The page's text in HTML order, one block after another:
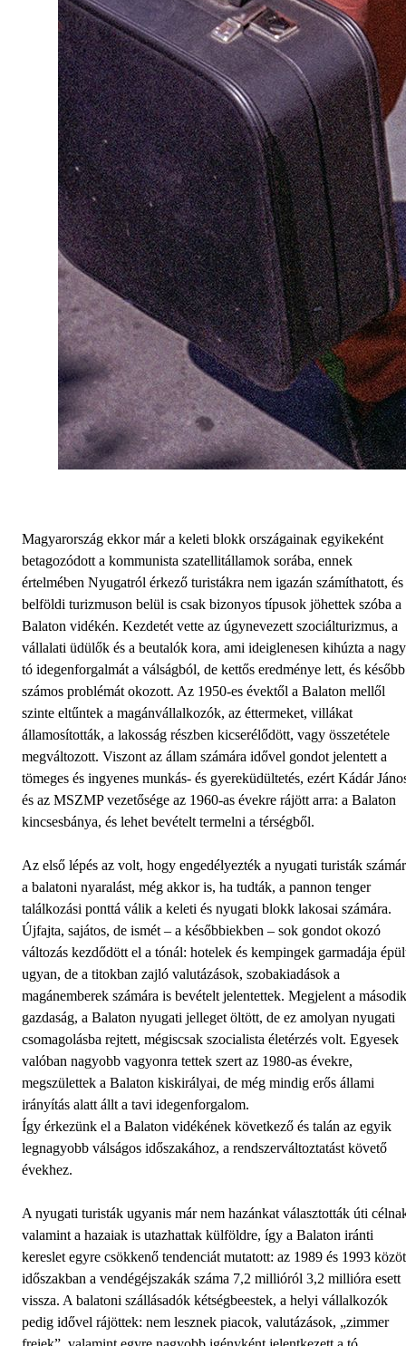
Magyarország ekkor már a keleti blokk országainak egyikeként
betagozódott a kommunista szatellitállamok sorába, ennek
értelmében Nyugatról érkező turistákra nem igazán számíthatott, és
belföldi turizmuson belül is csak bizonyos típusok jöhettek szóba a
Balaton vidékén. Kezdetét vette az úgynevezett szociálturizmus, a
vállalati üdülők és a beutalók kora, ami ideiglenesen kihúzta a nagy
tó idegenforgalmát a válságból, de kettős eredménye lett, és később
számos problémát okozott. Az 1950-es évektől a Balaton mellől
szinte eltűntek a magánvállalkozók, az éttermeket, villákat
államosították, a lakosság részben kicserélődött, vagy összetétele
megváltozott. Viszont az állam számára idővel gondot jelentett a
tömeges és ingyenes munkás- és gyereküdültetés, ezért Kádár
és az MSZMP vezetősége az 1960-as évekre rájött arra: a Balaton
kincsesbánya, és lehet bevételt termelni a térségből.
Az első lépés az volt, hogy engedélyezték a nyugati turisták
a balatoni nyaralást, még akkor is, ha tudták, a pannon tenger
találkozási ponttá válik a keleti és nyugati blokk lakosai számára.
Újfajta, sajátos, de ismét – a későbbiek­ben – sok gondot okozó
változás kezdődött el a tónál: hotelek és kempingek garmadája
ugyan, de a titokban zajló valutázások, szobakiadások a
magánemberek számára is bevételt jelentettek. Megjelent a második
gazdaság, a Balaton nyugati jelleget öltött, de ez amolyan nyugati
csomagolásba rejtett, mégiscsak szocialista életérzés volt. Egyesek
valóban nagyobb vagyonra tettek szert az 1980-as évekre,
megszülettek a Balaton kiskirályai, de még mindig erős állami
irányítás alatt állt a tavi idegenforgalom.
Így érkezünk el a Balaton vidékének következő és talán az egyik
legnagyobb válságos időszakához, a rendszerváltoztatást követő
évekhez.
A nyugati turisták ugyanis már nem hazánkat választották úti
valamint a hazaiak is utazhattak külföldre, így a Balaton iránti
kereslet egyre csökkenő tendenciát mutatott: az 1989 és 1993
időszakban a vendégéjszakák száma 7,2 millióról 3,2 millióra esett
vissza. A balatoni szállásadók kétségbeestek, a helyi vállalkozók
pedig idővel rájöttek: nem lesznek piacok, valutázások, „zimmer